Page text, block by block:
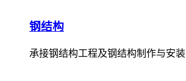
钢结构
承接钢结构工程及钢结构制作与安装